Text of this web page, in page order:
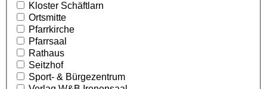
Kloster Schäftlarn
Ortsmitte
Pfarrkirche
Pfarrsaal
Rathaus
Seitzhof
Sport- & Bürgezentrum